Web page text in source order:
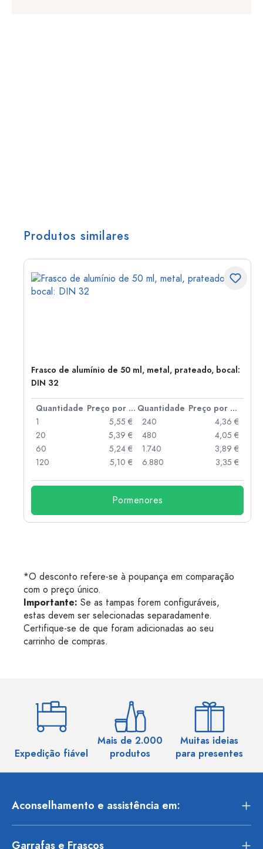
Produtos similares
Frasco de alumínio de 50 ml, metal, prateado, bocal:
DIN 32
Quantidade Preço por peça Quantidade
Preço por peça
1
5,55 €
20
5,39 €
60
5,24 €
120
5,10 €
240
4,36 €
480
4,05 €
1.740
3,89 €
6.880
3,35 €
Pormenores
*O desconto refere-se à poupança em comparação
com o preço único.
Importante: Se as tampas forem configuráveis,
estas devem ser selecionadas separadamente.
Certifique-se de que foram adicionadas ao seu
carrinho de compras.
Expedição fiável
Mais de 2.000
produtos
Muitas ideias
para presentes
Aconselhamento e assistência em:
Garrafas e Frascos